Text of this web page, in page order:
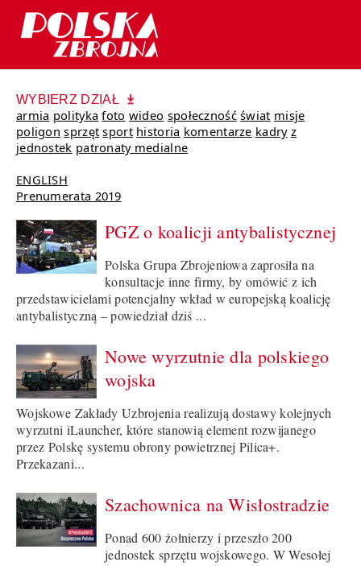
WYBIERZ DZIAŁ
armia polityka foto wideo społeczność świat misje
poligon sprzęt sport historia komentarze kadry z
jednostek patronaty medialne
ENGLISH
Prenumerata 2019
PGZ o koalicji antybalistycznej
Polska Grupa Zbrojeniowa zaprosiła na
konsultacje inne firmy, by omówić z ich
przedstawicielami potencjalny wkład w europejską koalicję
antybalistyczną – powiedział dziś ...
Nowe wyrzutnie dla polskiego
wojska
Wojskowe Zakłady Uzbrojenia realizują dostawy kolejnych
wyrzutni iLauncher, które stanowią element rozwijanego
przez Polskę systemu obrony powietrznej Pilica+.
Przekazani...
Szachownica na Wisłostradzie
Ponad 600 żołnierzy i przeszło 200
jednostek sprzętu wojskowego. W Wesołej